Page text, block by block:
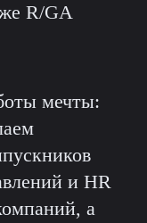
R/GA
мечты:
и HR
а